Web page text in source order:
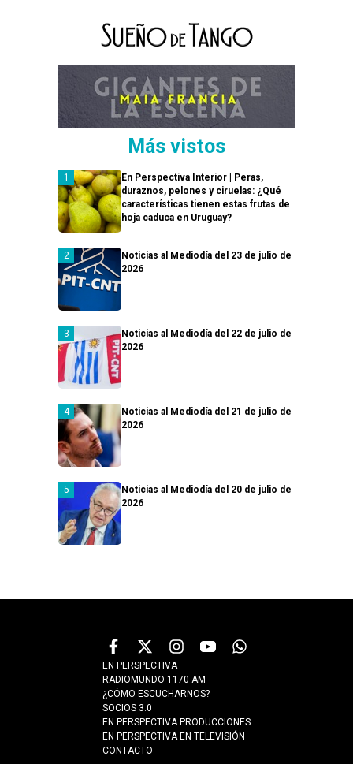
Más vistos
En Perspectiva Interior | Peras,
duraznos, pelones y ciruelas: ¿Qué
características tienen estas frutas de
hoja caduca en Uruguay?
Noticias al Mediodía del 23 de julio de
2026
Noticias al Mediodía del 22 de julio de
2026
Noticias al Mediodía del 21 de julio de
2026
Noticias al Mediodía del 20 de julio de
2026
EN PERSPECTIVA
RADIOMUNDO 1170 AM
¿CÓMO ESCUCHARNOS?
SOCIOS 3.0
EN PERSPECTIVA PRODUCCIONES
EN PERSPECTIVA EN TELEVISIÓN
CONTACTO